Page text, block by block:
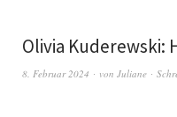
Olivia Kuderewski:
8. Februar 2024 von Juliane